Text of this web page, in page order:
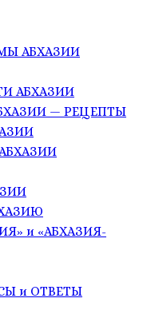
АБХАЗИИ
АБХАЗИИ
— РЕЦЕПТЫ
и «АБХАЗИЯ-
и ОТВЕТЫ